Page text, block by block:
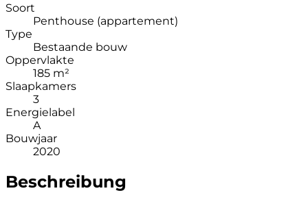
Soort
Penthouse (appartement)
Type
Bestaande bouw
Oppervlakte
185 m²
Slaapkamers
3
Energielabel
A
Bouwjaar
2020
Beschreibung